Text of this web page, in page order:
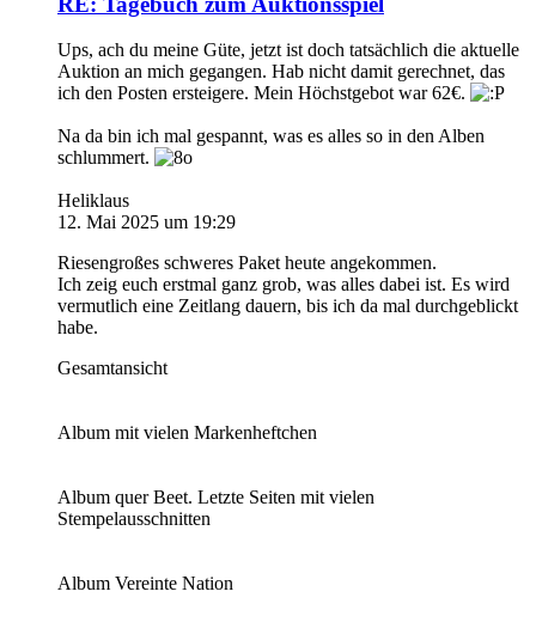
Ups, ach du meine Güte, jetzt ist doch tatsächlich die aktuelle
Auktion an mich gegangen. Hab nicht damit gerechnet, das
ich den Posten ersteigere. Mein Höchstgebot war 62€.
Na da bin ich mal gespannt, was es alles so in den Alben
schlummert.
Heliklaus
12. Mai 2025 um 19:29
Riesengroßes schweres Paket heute angekommen.
Ich zeig euch erstmal ganz grob, was alles dabei ist. Es wird
vermutlich eine Zeitlang dauern, bis ich da mal durchgeblickt
habe.
Gesamtansicht
Album mit vielen Markenheftchen
Album quer Beet. Letzte Seiten mit vielen
Stempelausschnitten
Album Vereinte Nation